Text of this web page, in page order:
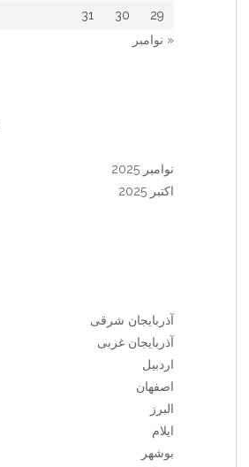
29
30
31
« نوامبر
نوامبر 2025
اکتبر 2025
آذربایجان شرقی
آذربایجان غربی
اردبیل
اصفهان
البرز
ایلام
بوشهر